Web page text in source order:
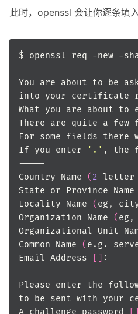
此时，openssl 会让你逐条填
If you enter
'.'
Country Name ( 2 letter
State or Province Name
Locality Name ( eg,
Organization Name ( eg,
Organizational Unit
Common Name ( e.g.
Email Address
Please enter the
A challenge password